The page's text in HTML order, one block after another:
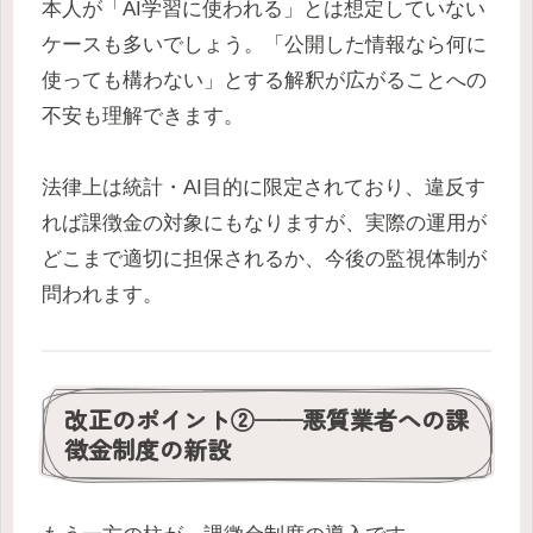
本人が「AI学習に使われる」とは想定していない
ケースも多いでしょう。「公開した情報なら何に
使っても構わない」とする解釈が広がることへの
不安も理解できます。
法律上は統計・AI目的に限定されており、違反す
れば課徴金の対象にもなりますが、実際の運用が
どこまで適切に担保されるか、今後の監視体制が
問われます。
改正のポイント②——悪質業者への課
徴金制度の新設